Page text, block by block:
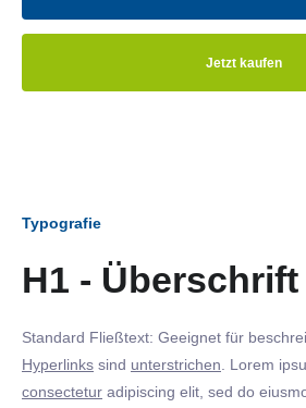
Jetzt kaufen
Typografie
H1 - Überschrift
Standard Fließtext: Geeignet für
Hyperlinks sind unterstrichen . Lorem
consectetur adipiscing elit, sed do